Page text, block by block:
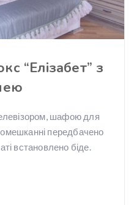
“Елізабет” з
шафою для
передбачено
встановлено біде.